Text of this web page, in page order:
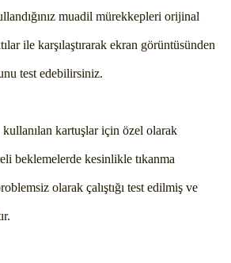
muadil mürekkepleri orijinal
ile karşılaştırarak ekran görüntüsünden
test edebilirsiniz.
kartuşlar için özel olarak
beklemelerde kesinlikle tıkanma
olarak çalıştığı test edilmiş ve